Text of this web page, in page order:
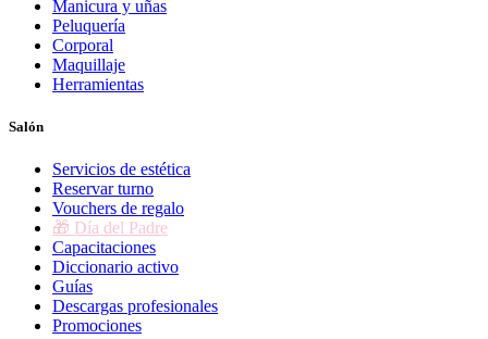
Manicura y uñas
Peluquería
Corporal
Maquillaje
Herramientas
Salón
Servicios de estética
Reservar turno
Vouchers de regalo
🎁 Día del Padre
Capacitaciones
Diccionario activo
Guías
Descargas profesionales
Promociones